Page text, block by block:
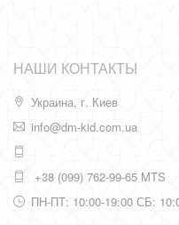
НАШИ КОНТАКТЫ
Украина, г. Киев
info@dm-kid.com.ua
+38 (099) 762-99-65 MTS
ПН-ПТ: 10:00-19:00 СБ: